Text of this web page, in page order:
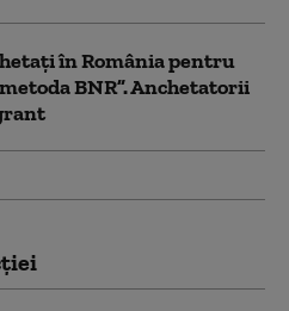
în România pentru
BNR”. Anchetatorii